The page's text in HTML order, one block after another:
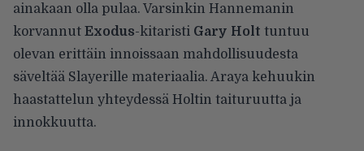
ainakaan olla pulaa. Varsinkin Hannemanin
korvannut Exodus-kitaristi Gary Holt tuntuu
olevan erittäin innoissaan mahdollisuudesta
säveltää Slayerille materiaalia. Araya kehuukin
haastattelun yhteydessä Holtin taituruutta ja
innokkuutta.